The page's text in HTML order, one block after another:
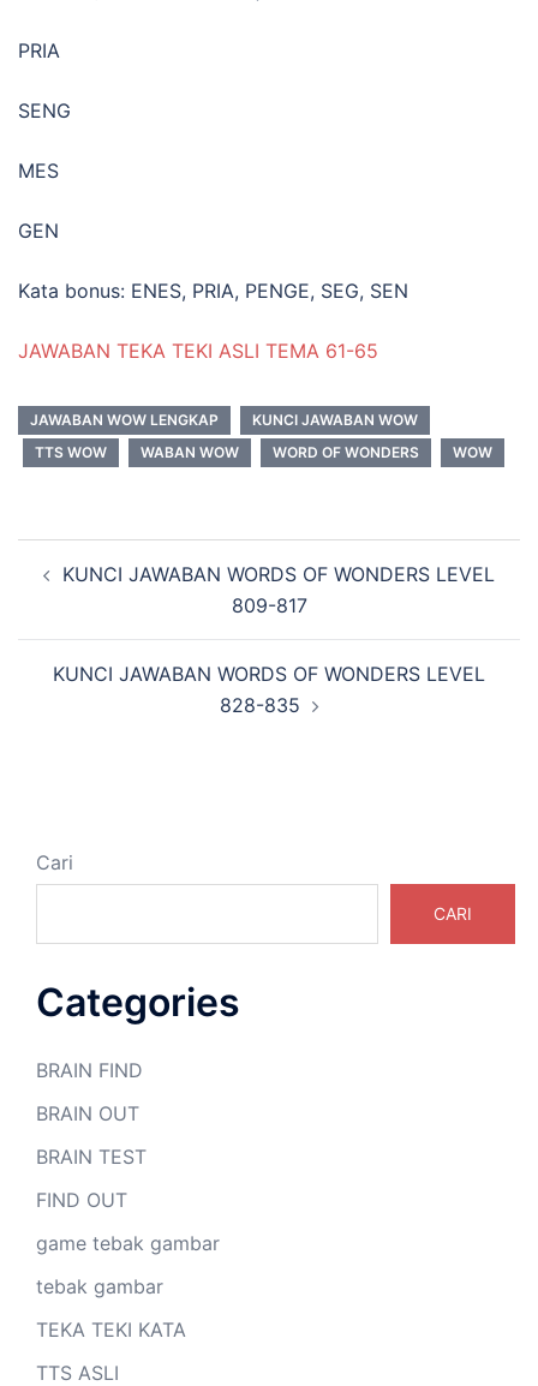
PRIA
SENG
MES
GEN
Kata bonus: ENES, PRIA, PENGE, SEG, SEN
JAWABAN TEKA TEKI ASLI TEMA 61-65
JAWABAN WOW LENGKAP
KUNCI JAWABAN WOW
TTS WOW
WABAN WOW WORD OF WONDERS WOW
Navigasi
KUNCI JAWABAN WORDS OF WONDERS LEVEL
809-817
KUNCI JAWABAN WORDS OF WONDERS LEVEL
828-835
Cari
CARI
Categories
BRAIN FIND
BRAIN OUT
BRAIN TEST
FIND OUT
game tebak gambar
tebak gambar
TEKA TEKI KATA
TTS ASLI